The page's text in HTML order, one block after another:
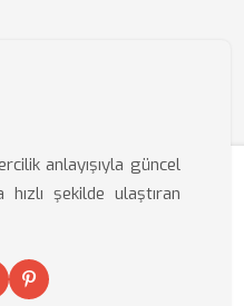
anlayışıyla güncel
hızlı şekilde ulaştıran